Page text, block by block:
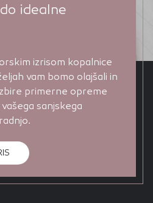
idealne
izrisom kopalnice
vam bomo olajšali in
primerne opreme
sanjskega